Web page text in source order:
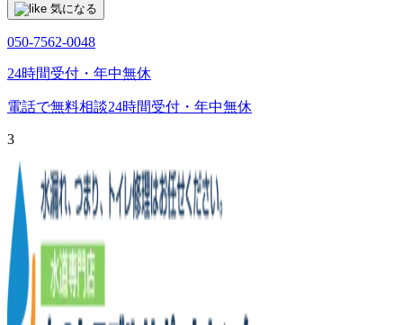
気になる
050-7562-0048
24時間受付・年中無休
電話で無料相談24時間受付・年中無休
3